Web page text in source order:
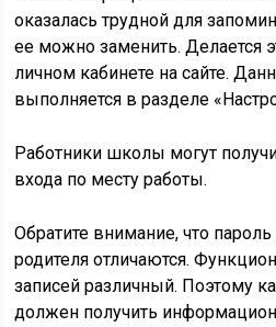
оказалась трудной для
ее можно заменить. Делается
личном кабинете на сайте.
выполняется в разделе
Работники школы могут
входа по месту работы.
Обратите внимание, что
родителя отличаются.
записей различный. Поэтому
должен получить